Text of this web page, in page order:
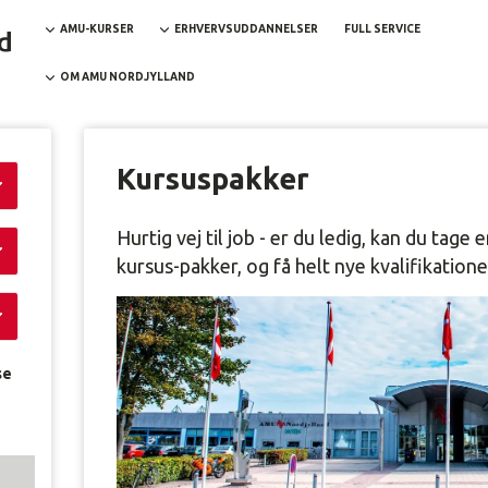
AMU-KURSER ERHVERVSUDDANNELSER FULL SERVICE
OM AMU NORDJYLLAND
Kursuspakker
Hurtig vej til job - er du ledig, kan du tage
kursus-pakker, og få helt nye